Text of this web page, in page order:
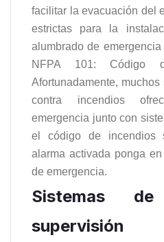
facilitar la evacuación del
estrictas para la
alumbrado de
NFPA 101: Código
Afortunadamente,
contra incendios
emergencia junto con
el código de incendios
alarma activada ponga
de emergencia.
Sistemas
supervisión